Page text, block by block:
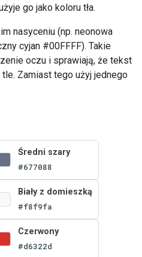
go jako koloru tła.
nasyceniu (np. neonowa
cyjan #00FFFF). Takie
oczu i sprawiają, że tekst
tle. Zamiast tego użyj jednego
Średni szary
#677088
Biały z domieszką
#f8f9fa
Czerwony
#d6322d